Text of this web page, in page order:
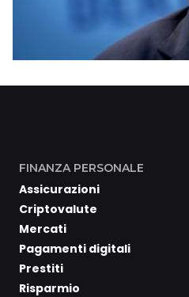
FINANZA PERSONALE
Assicurazioni
Criptovalute
Mercati
Pagamenti digitali
Prestiti
Risparmio